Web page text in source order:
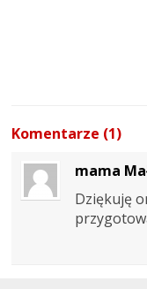
Komentarze (1)
mama
Dziękuję